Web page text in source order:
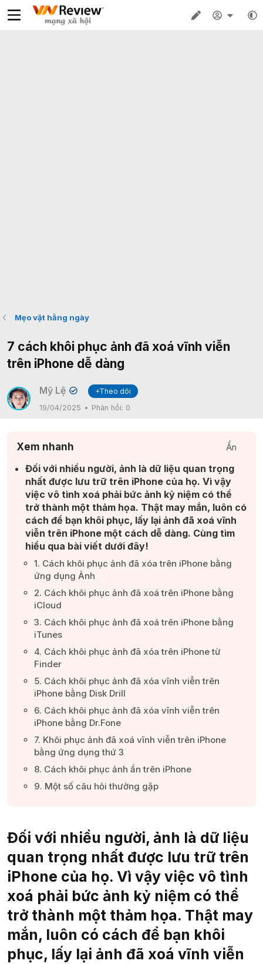
Mẹo vặt hằng ngày
7 cách khôi phục ảnh đã xoá vĩnh viễn
trên iPhone dễ dàng
Mỹ Lệ ✔
+Theo dõi
19/04/2025
Phản hồi: 0
Xem nhanh Ẩn
Đối với nhiều người, ảnh là dữ liệu quan trọng
nhất được lưu trữ trên iPhone của họ. Vì vậy
việc vô tình xoá phải bức ảnh kỷ niệm có thể
trở thành một thảm họa. Thật may mắn, luôn có
cách để bạn khôi phục, lấy lại ảnh đã xoá vĩnh
viễn trên iPhone một cách dễ dàng. Cùng tìm
hiểu qua bài viết dưới đây!​
1. Cách khôi phục ảnh đã xóa trên iPhone bằng
ứng dụng Ảnh​
2. Cách khôi phục ảnh đã xoá trên iPhone bằng
iCloud​
3. Cách khôi phục ảnh đã xoá trên iPhone bằng
iTunes​
4. Cách khôi phục ảnh đã xóa trên iPhone từ
Finder​
5. Cách khôi phục ảnh đã xóa vĩnh viễn trên
iPhone bằng Disk Drill​
6. Cách khôi phục ảnh đã xóa vĩnh viễn trên
iPhone bằng Dr.Fone​
7. Khôi phục ảnh đã xoá vĩnh viễn trên iPhone
bằng ứng dụng thứ 3​
8. Cách khôi phục ảnh ẩn trên iPhone​
9. Một số câu hỏi thường gặp​
Đối với nhiều người, ảnh là dữ liệu
quan trọng nhất được lưu trữ trên
iPhone của họ. Vì vậy việc vô tình
xoá phải bức ảnh kỷ niệm có thể
trở thành một thảm họa. Thật may
mắn, luôn có cách để bạn khôi
phục, lấy lại ảnh đã xoá vĩnh viễn